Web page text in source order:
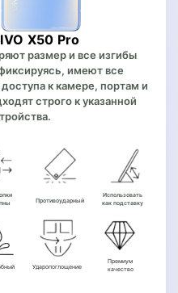
X50 Pro
размер и все изгибы
имеют все
к камере, портам и
строго к указанной
Противоударный
Использовать
как подставку
Ударопоглощение
Премиум
качество